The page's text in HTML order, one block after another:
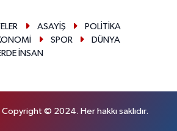
ASAYİŞ
POLİTİKA
SPOR
DÜNYA
İNSAN
Copyright © 2024. Her hakkı saklıdır.